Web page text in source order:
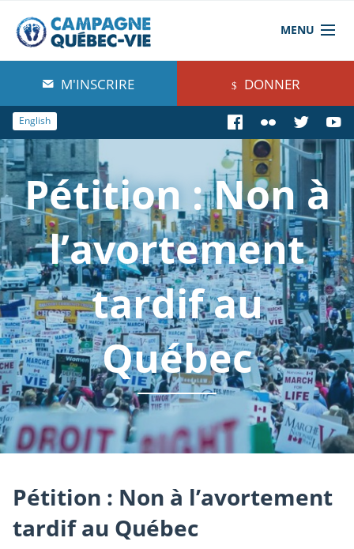
MENU
À propos de nous
Blog
Comprendre
Agir
Boutique
M'INSCRIRE DONNER
English
Pétition : Non à
l’avortement
tardif au
Québec
Pétition : Non à l’avortement
tardif au Québec